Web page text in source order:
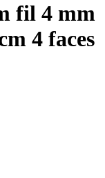
fil 4 mm
4 faces